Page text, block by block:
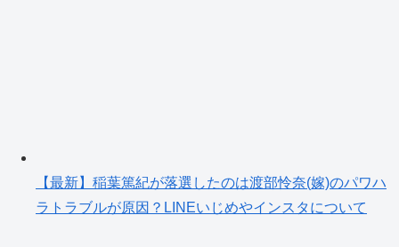
【最新】稲葉篤紀が落選したのは渡部怜奈(嫁)のパワハ
ラトラブルが原因？LINEいじめやインスタについて